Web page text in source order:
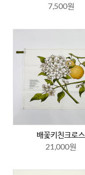
7,500원
배꽃키친크로스
21,000원